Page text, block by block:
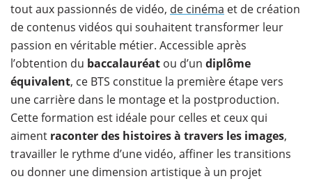
tout aux passionnés de vidéo, de cinéma et de création
de contenus vidéos qui souhaitent transformer leur
passion en véritable métier. Accessible après
l’obtention du baccalauréat ou d’un diplôme
équivalent, ce BTS constitue la première étape vers
une carrière dans le montage et la postproduction.
Cette formation est idéale pour celles et ceux qui
aiment raconter des histoires à travers les images,
travailler le rythme d’une vidéo, affiner les transitions
ou donner une dimension artistique à un projet